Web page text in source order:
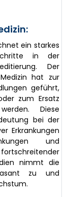
ein starkes
in der
Der
hat zur
geführt,
zum Ersatz
Diese
bei der
Erkrankungen
und
nimmt die
zu und